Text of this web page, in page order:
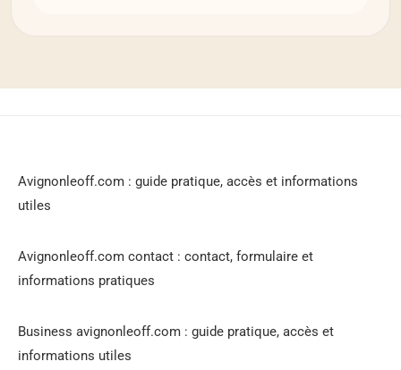
Avignonleoff.com : guide pratique, accès et informations
utiles
Avignonleoff.com contact : contact, formulaire et
informations pratiques
Business avignonleoff.com : guide pratique, accès et
informations utiles